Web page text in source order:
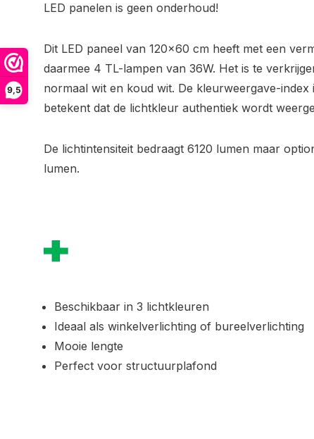
9,5
LED panelen is geen onderhoud!
Dit LED paneel van 120x60 cm heeft met een
daarmee 4 TL-lampen van 36W. Het is te
normaal wit en koud wit. De kleurweergave-index
betekent dat de lichtkleur authentiek wordt
De lichtintensiteit bedraagt 6120 lumen maar
lumen.
Beschikbaar in 3 lichtkleuren
Ideaal als winkelverlichting of bureelverlichting
Mooie lengte
Perfect voor structuurplafond